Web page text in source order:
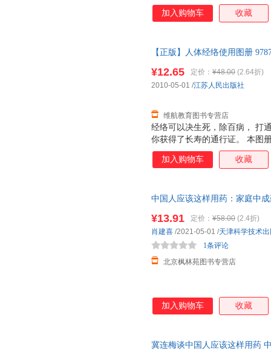
紧收藏单方药！ 《家有单方药
药里精心挑选出最适合家庭使
关节疼痛 等都能用单方药解决
加入购物车 收藏
【正版】人体经络使用图册
经络可以决生死，除百病， 打
你获得了长寿的通行证。 本图
打通经络的最快途经。 ◎ 专家
编著，易玮博士审定； ◎ 内容
穴、功能疗效一目了然，查找
清晰，尤其方便中老年读者的
¥12.65 定价： ¥48.00 (2.64折)
维航教育图书专营店
2010-05-01 /江苏人民出版社
加入购物车 收藏
中国人应该这样用药：家庭中
准。（书名没写全多少册的均
¥13.91 定价： ¥58.00 (2.4折)
北京枫林苑图书专营店
1条评论
肖建喜 /2021-05-01 /天津科学技术
加入购物车 收藏
冀连梅谈中国人应该这样用药